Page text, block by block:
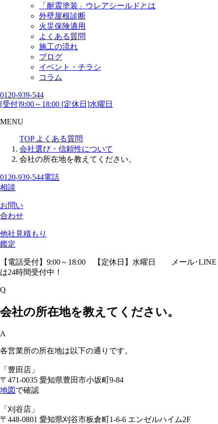
「耐震塗装」ウレアシールドとは
外壁屋根診断
火災保険適用
よくある質問
施工の流れ
ブログ
イベント・チラシ
コラム
0120-939-544
[受付]9:00～18:00 [定休日]水曜日
MENU
TOP よくある質問
会社選び・信頼性について
会社の所在地を教えてください。
0120-939-544電話
相談
お問い
合わせ
他社見積もり
鑑定
【電話受付】9:00～18:00 【定休日】水曜日
メール･LINE
は24時間受付中！
Q
会社の所在地を教えてください。
A
各営業所の所在地は以下の通りです。
「豊田店」
〒471-0035 愛知県豊田市小坂町9-84
地図 で確認
「刈谷店」
〒448-0801 愛知県刈谷市板倉町1-6-6 エンゼルハイム2F